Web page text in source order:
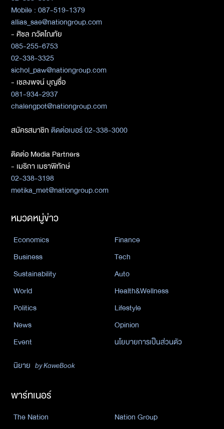
Mobile : 087-519-1379
allias_sae@nationgroup.com
- ศิชล ภวัตโณทัย
085-255-6753
02-338-3325
sichol_paw@nationgroup.com
- เชลงพจน์ บุญซื่อ
081-934-2937
chalengpot@nationgroup.com
สมัครสมาชิกติดต่อเบอร์ 02-338-3000
ติดต่อ Media Partners
- เมธิกา เมธาพิทักษ์
02-338-3198
metika_met@nationgroup.com
หมวดหมู่ข่าว
Economics
Finance
Business
Tech
Sustainability
Auto
World
Health&Wellness
Politics
Lifestyle
News
Opinion
Event
นโยบายการเป็นส่วนตัว
นิยาย by KaweBook
พาร์ทเนอร์
The Nation
Nation Group